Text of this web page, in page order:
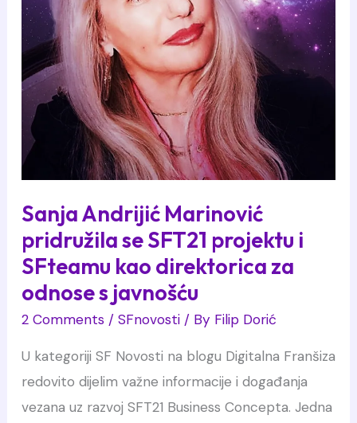
Sanja Andrijić Marinović
pridružila se SFT21 projektu i
SFteamu kao direktorica za
odnose s javnošću
2 Comments / SFnovosti/ By Filip Dorić
U kategoriji SF Novosti na blogu Digitalna Franšiza
redovito dijelim važne informacije i događanja
vezana uz razvoj SFT21 Business Concepta. Jedna